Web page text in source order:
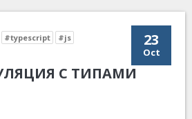
23
Oct
#typescript #js
С ТИПАМИ